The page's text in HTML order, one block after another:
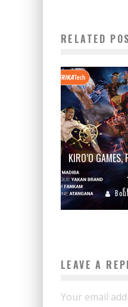
RELATED
KIRO’O
LEAVE A
Your email